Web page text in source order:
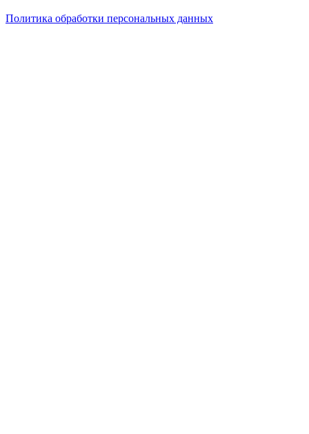
Политика обработки персональных данных